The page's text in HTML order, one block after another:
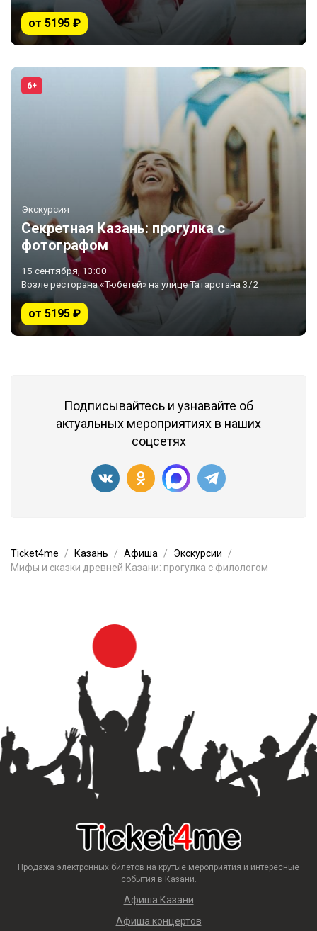
от 5195 ₽
6+
Экскурсия
Секретная Казань: прогулка с
фотографом
15 сентября, 13:00
Возле ресторана «Тюбетей» на улице Татарстана 3/2
от 5195 ₽
Подписывайтесь и узнавайте об
актуальных мероприятиях в наших
соцсетях
Ticket4me Казань Афиша
Экскурсии
Мифы и сказки древней Казани: прогулка с филологом
Продажа электронных билетов на крутые мероприятия и интересные
события в Казани.
Афиша Казани
Афиша концертов